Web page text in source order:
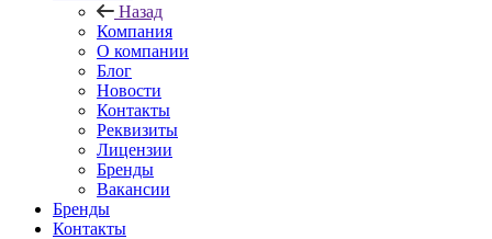
Назад
Компания
О компании
Блог
Новости
Контакты
Реквизиты
Лицензии
Бренды
Вакансии
Бренды
Контакты